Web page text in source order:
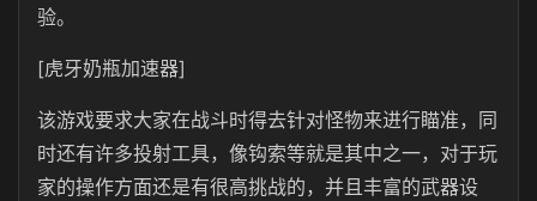
验。
[虎牙奶瓶加速器]
该游戏要求大家在战斗时得去针对怪物来进行瞄准，同
时还有许多投射工具，像钩索等就是其中之一，对于玩
家的操作方面还是有很高挑战的，并且丰富的武器设